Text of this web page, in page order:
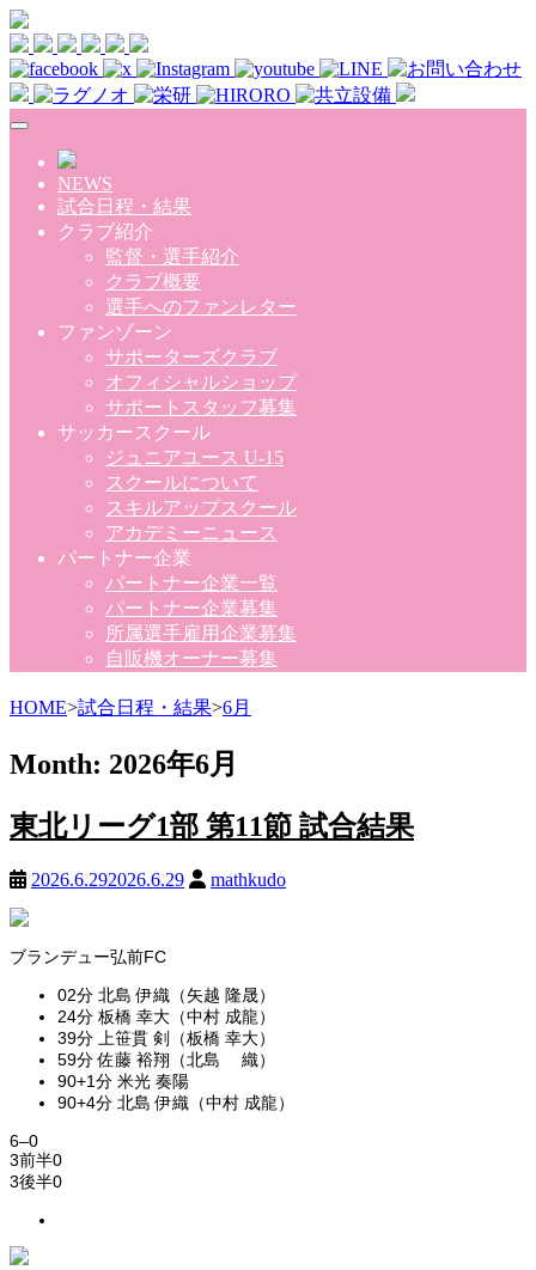
Skip to main content
NEWS
試合日程・結果
クラブ紹介
監督・選手紹介
クラブ概要
選手へのファンレター
ファンゾーン
サポーターズクラブ
オフィシャルショップ
サポートスタッフ募集
サッカースクール
ジュニアユース U-15
スクールについて
スキルアップスクール
アカデミーニュース
パートナー企業
パートナー企業一覧
パートナー企業募集
所属選手雇用企業募集
自販機オーナー募集
HOME>試合日程・結果>6月
Month: 2026年6月
東北リーグ1部 第11節 試合結果
2026.6.292026.6.29 mathkudo
ブランデュー弘前FC
02分 北島 伊織（矢越 隆晟）
24分 板橋 幸大（中村 成龍）
39分 上笹貫 剣（板橋 幸大）
59分 佐藤 裕翔（北島 織）
90+1分 米光 奏陽
90+4分 北島 伊織（中村 成龍）
6–0
3前半0
3後半0